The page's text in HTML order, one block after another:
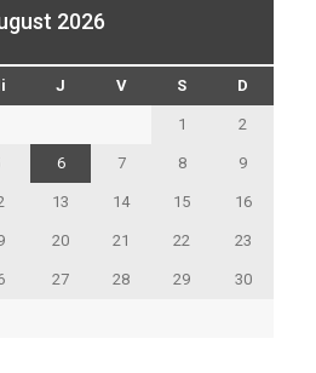
2026
J V S D
1 2
6 7 8 9
13 14 15 16
20 21 22 23
27 28 29 30